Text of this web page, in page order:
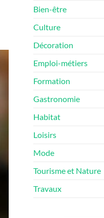
Bien-être
Culture
Décoration
Emploi-métiers
Formation
Gastronomie
Habitat
Loisirs
Mode
Tourisme et Nature
Travaux